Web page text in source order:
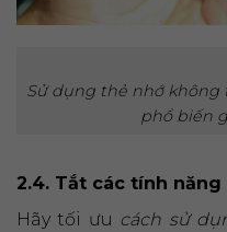
Sử dụng thẻ nhớ
phổ biến
2.4. Tắt các tính
Hãy tối ưu cách sử